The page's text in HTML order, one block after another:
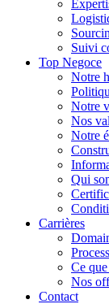
Suivi
Top Negoce
Notre
Notre
Nos
Notre
Qui
Carrières
Ce
Nos
Contact